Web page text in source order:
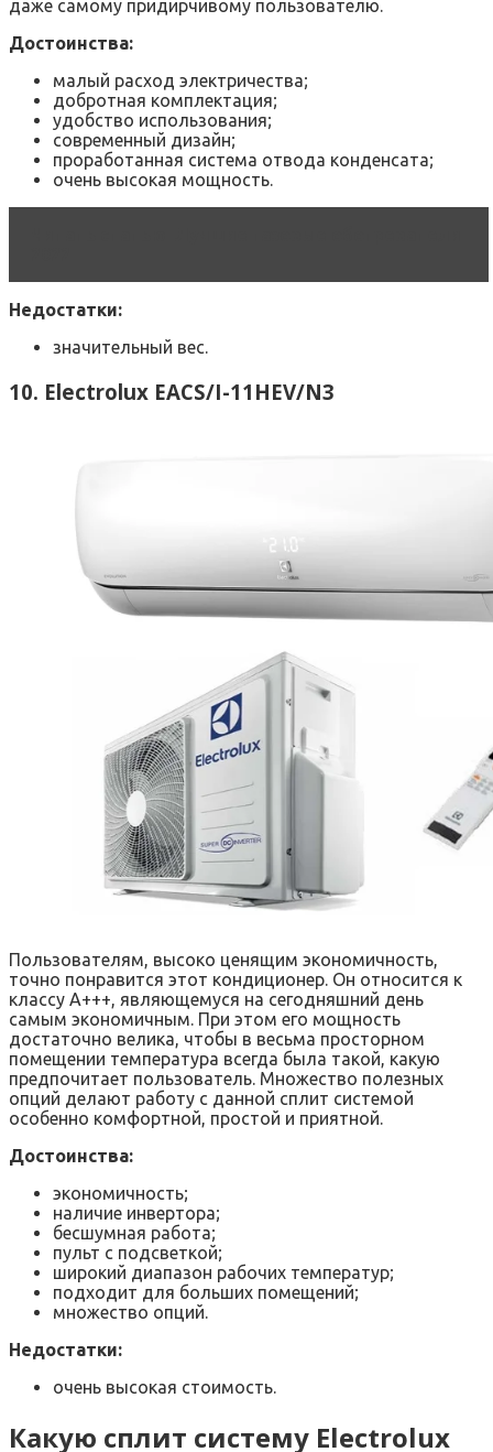
даже самому придирчивому пользователю.
Достоинства:
малый расход электричества;
добротная комплектация;
удобство использования;
современный дизайн;
проработанная система отвода конденсата;
очень высокая мощность.
Недостатки:
значительный вес.
10. Electrolux EACS/I-11HEV/N3
Пользователям, высоко ценящим экономичность,
точно понравится этот кондиционер. Он относится к
классу А+++, являющемуся на сегодняшний день
самым экономичным. При этом его мощность
достаточно велика, чтобы в весьма просторном
помещении температура всегда была такой, какую
предпочитает пользователь. Множество полезных
опций делают работу с данной сплит системой
особенно комфортной, простой и приятной.
Достоинства:
экономичность;
наличие инвертора;
бесшумная работа;
пульт с подсветкой;
широкий диапазон рабочих температур;
подходит для больших помещений;
множество опций.
Недостатки:
очень высокая стоимость.
Какую сплит систему Electrolux